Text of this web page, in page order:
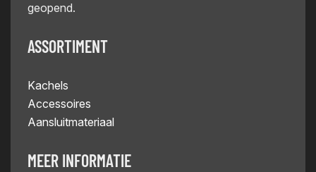
geopend.
ASSORTIMENT
Kachels
Accessoires
Aansluitmateriaal
MEER INFORMATIE